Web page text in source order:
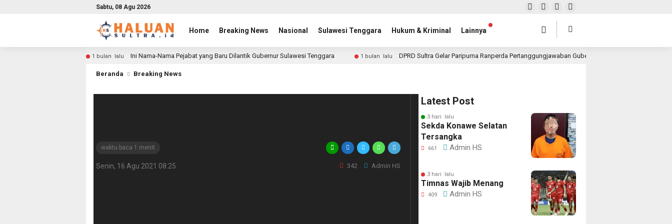
Sabtu, 08 Agu 2026
Home Breaking News Nasional Sulawesi Tenggara Hukum & Kriminal Lainnya
1 bulan lalu Ini Nama-Nama Pejabat yang Baru Dilantik Gubernur Sulawesi Tenggara 1 bulan lalu DPRD Sultra Gelar Paripurna Ranperda Pertanggungjawaban Gubernur 2025, Realisasi APBD
Beranda Breaking News
waktu baca 1 menit
Senin, 16 Agu 2021 08:25 342 Admin HS
Latest Post
3 hari lalu
Sekda Konawe Selatan
Tersangka
661 Admin HS
3 hari lalu
Timnas Wajib Menang
409 Admin HS